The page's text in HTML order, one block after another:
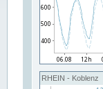
RHEIN - Koblenz